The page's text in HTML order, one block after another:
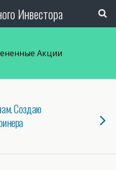
Инвестора
Акции
Создаю